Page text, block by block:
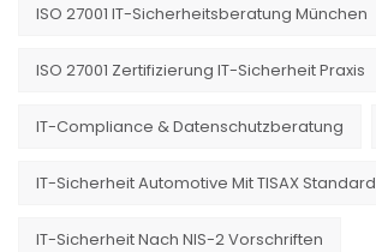
ISO 27001 IT-Sicherheitsberatung München
ISO 27001 Zertifizierung IT-Sicherheit Praxis
IT-Compliance & Datenschutzberatung
IT-Sicherheit Automotive Mit TISAX Standard
IT-Sicherheit Nach NIS-2 Vorschriften